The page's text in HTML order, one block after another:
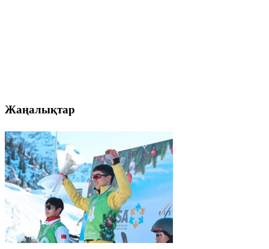
Жаңалықтар